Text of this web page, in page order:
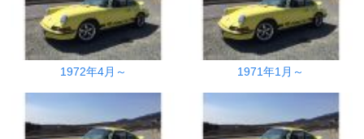
1972年4月～ 1971年1月～